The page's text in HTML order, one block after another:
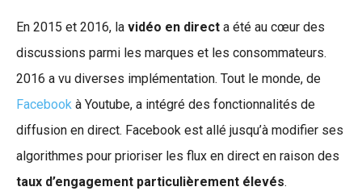
En 2015 et 2016, la vidéo en direct a été au cœur des
discussions parmi les marques et les consommateurs.
2016 a vu diverses implémentation. Tout le monde, de
Facebook à Youtube, a intégré des fonctionnalités de
diffusion en direct. Facebook est allé jusqu’à modifier ses
algorithmes pour prioriser les flux en direct en raison des
taux d’engagement particulièrement élevés.